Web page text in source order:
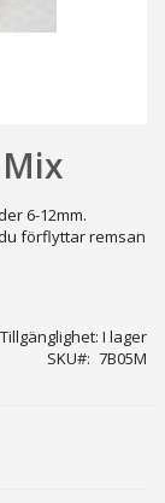
6-12mm.
förflyttar remsan
Tillgänglighet: I lager
SKU
7B05M